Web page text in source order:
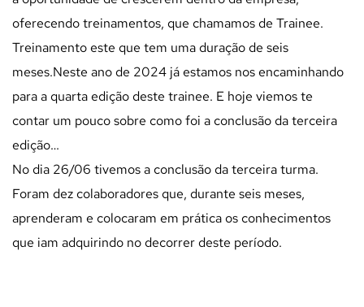
oferecendo treinamentos, que chamamos de Trainee.
Treinamento este que tem uma duração de seis
meses.Neste ano de 2024 já estamos nos encaminhando
para a quarta edição deste trainee. E hoje viemos te
contar um pouco sobre como foi a conclusão da terceira
edição…
No dia 26/06 tivemos a conclusão da terceira turma.
Foram dez colaboradores que, durante seis meses,
aprenderam e colocaram em prática os conhecimentos
que iam adquirindo no decorrer deste período.